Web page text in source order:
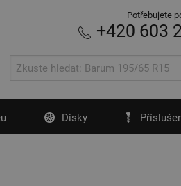
Potřebujete
+420 603
Disky